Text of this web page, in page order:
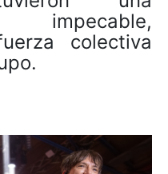
colectiva